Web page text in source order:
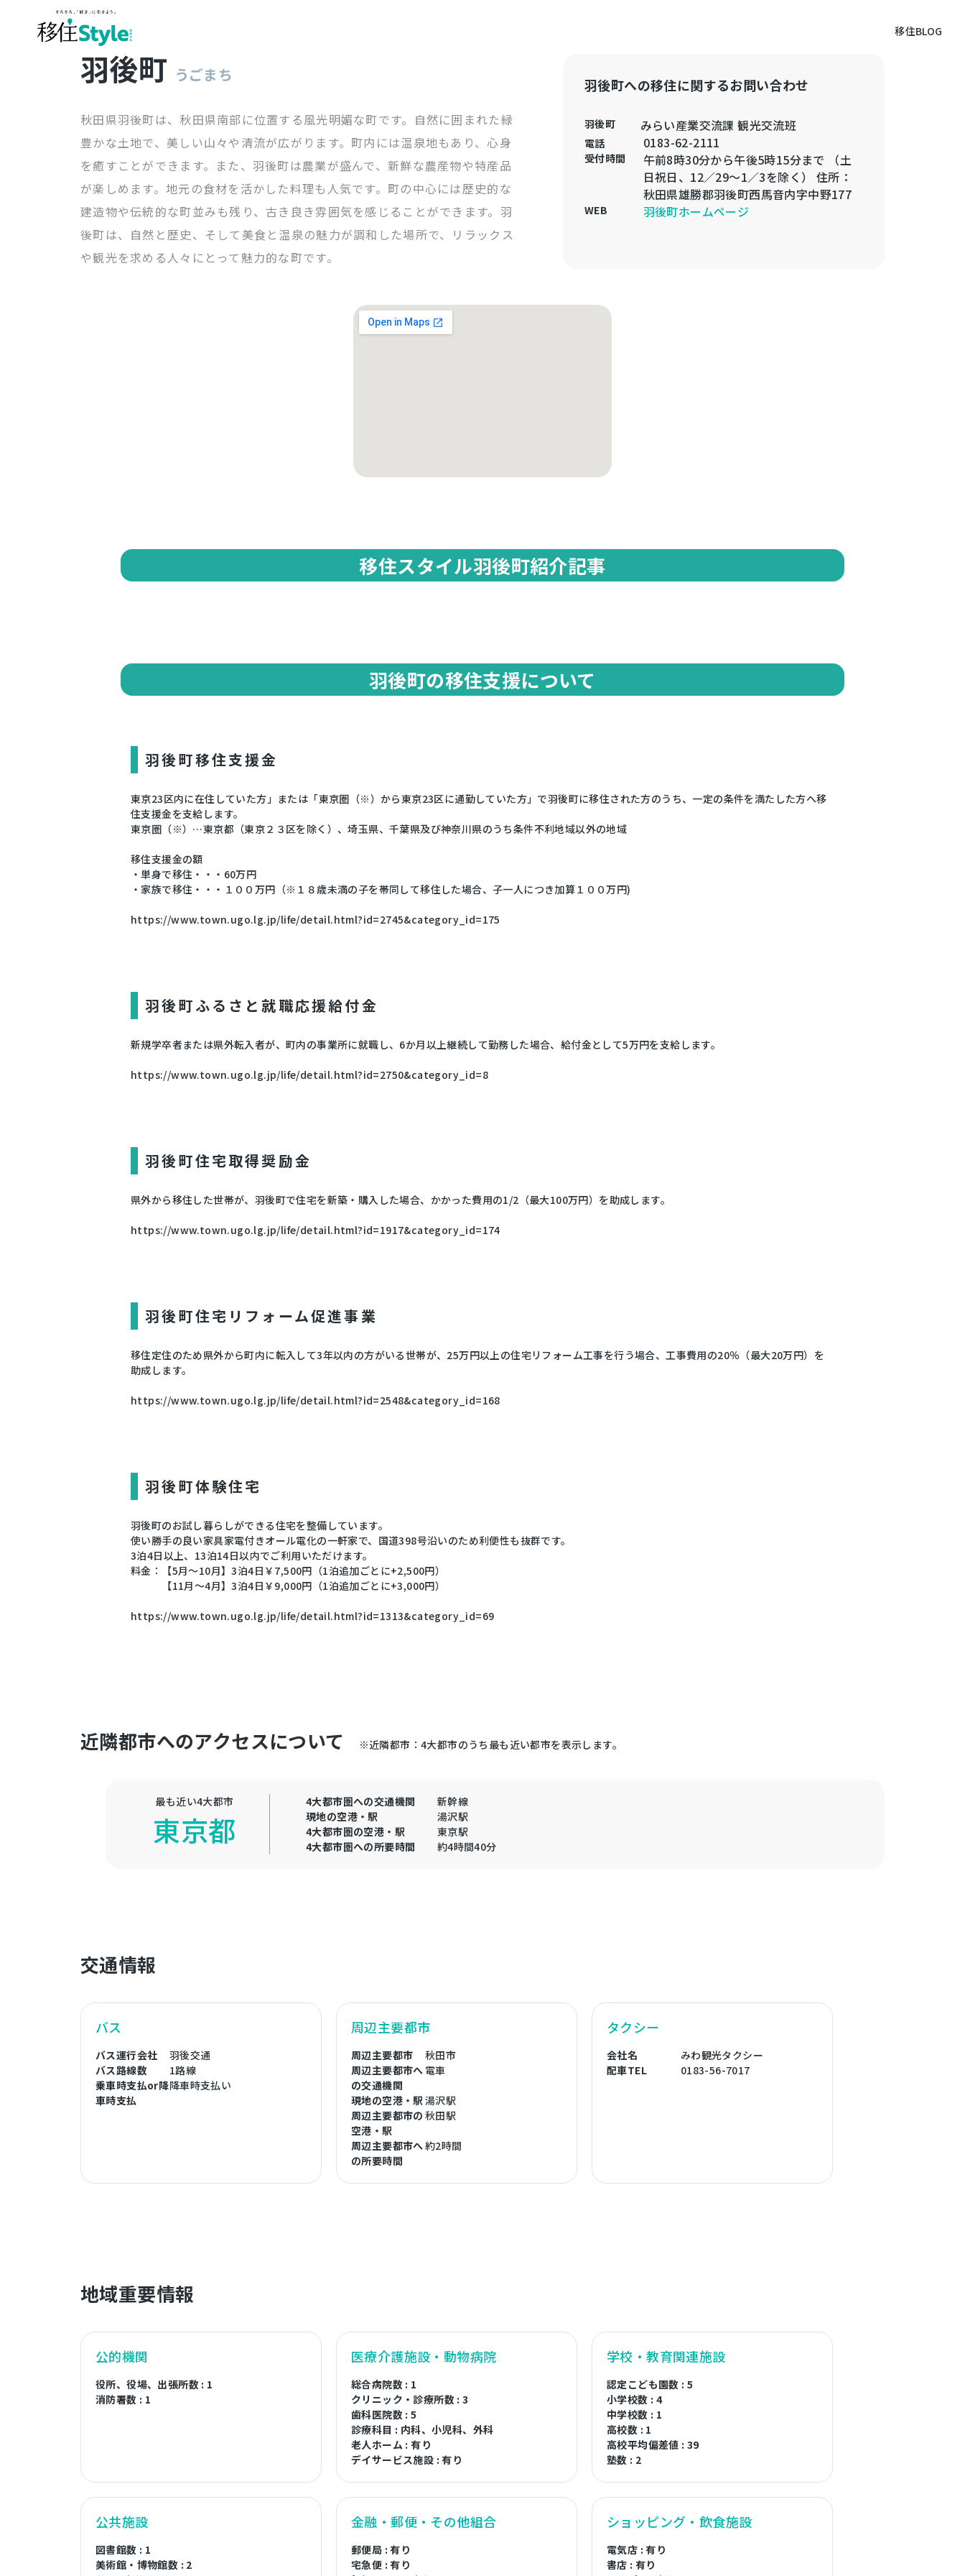
移住BLOG
羽後町 うごまち
秋田県羽後町は、秋田県南部に位置する風光明媚な町です。自然に囲まれた緑
豊かな土地で、美しい山々や清流が広がります。町内には温泉地もあり、心身
を癒すことができます。また、羽後町は農業が盛んで、新鮮な農産物や特産品
が楽しめます。地元の食材を活かした料理も人気です。町の中心には歴史的な
建造物や伝統的な町並みも残り、古き良き雰囲気を感じることができます。羽
後町は、自然と歴史、そして美食と温泉の魅力が調和した場所で、リラックス
や観光を求める人々にとって魅力的な町です。
羽後町への移住に関するお問い合わせ
羽後町 みらい産業交流課 観光交流班
電話 0183-62-2111
受付時間
午前8時30分から午後5時15分まで （土
日祝日、12／29～1／3を除く） 住所：
秋田県雄勝郡羽後町西馬音内字中野177
WEB 羽後町ホームページ
移住スタイル羽後町紹介記事
羽後町の移住支援について
羽後町移住支援金
東京23区内に在住していた方」または「東京圏（※）から東京23区に通勤していた方」で羽後町に移住された方のうち、一定の条件を満たした方へ移
住支援金を支給します。
東京圏（※）…東京都（東京２３区を除く）、埼玉県、千葉県及び神奈川県のうち条件不利地域以外の地域
移住支援金の額
・単身で移住・・・60万円
・家族で移住・・・１００万円（※１８歳未満の子を帯同して移住した場合、子一人につき加算１００万円)
https://www.town.ugo.lg.jp/life/detail.html?id=2745&category_id=175
羽後町ふるさと就職応援給付金
新規学卒者または県外転入者が、町内の事業所に就職し、6か月以上継続して勤務した場合、給付金として5万円を支給します。
https://www.town.ugo.lg.jp/life/detail.html?id=2750&category_id=8
羽後町住宅取得奨励金
県外から移住した世帯が、羽後町で住宅を新築・購入した場合、かかった費用の1/2（最大100万円）を助成します。
https://www.town.ugo.lg.jp/life/detail.html?id=1917&category_id=174
羽後町住宅リフォーム促進事業
移住定住のため県外から町内に転入して3年以内の方がいる世帯が、25万円以上の住宅リフォーム工事を行う場合、工事費用の20％（最大20万円）を
助成します。
https://www.town.ugo.lg.jp/life/detail.html?id=2548&category_id=168
羽後町体験住宅
羽後町のお試し暮らしができる住宅を整備しています。
使い勝手の良い家具家電付きオール電化の一軒家で、国道398号沿いのため利便性も抜群です。
3泊4日以上、13泊14日以内でご利用いただけます。
料金：【5月～10月】3泊4日￥7,500円（1泊追加ごとに+2,500円）
【11月～4月】3泊4日￥9,000円（1泊追加ごとに+3,000円）
https://www.town.ugo.lg.jp/life/detail.html?id=1313&category_id=69
近隣都市へのアクセスについて ※近隣都市：4大都市のうち最も近い都市を表示します。
最も近い4大都市
東京都
4大都市圏への交通機関
新幹線
現地の空港・駅
湯沢駅
4大都市圏の空港・駅
東京駅
4大都市圏への所要時間
約4時間40分
交通情報
バス
バス運行会社
羽後交通
バス路線数
1路線
乗車時支払or降
車時支払
降車時支払い
周辺主要都市
周辺主要都市
秋田市
周辺主要都市へ
の交通機関
電車
現地の空港・駅湯沢駅
周辺主要都市の
空港・駅
秋田駅
周辺主要都市へ
の所要時間
約2時間
タクシー
会社名
みわ観光タクシー
配車TEL
0183-56-7017
地域重要情報
公的機関
役所、役場、出張所数 : 1
消防署数 : 1
医療介護施設・動物病院
総合病院数 : 1
クリニック・診療所数 : 3
歯科医院数 : 5
診療科目 : 内科、小児科、外科
老人ホーム : 有り
デイサービス施設 : 有り
学校・教育関連施設
認定こども園数 : 5
小学校数 : 4
中学校数 : 1
高校数 : 1
高校平均偏差値 : 39
塾数 : 2
公共施設
図書館数 : 1
美術館・博物館数 : 2
金融・郵便・その他組合
郵便局 : 有り
宅急便 : 有り
ショッピング・飲食施設
電気店 : 有り
書店 : 有り